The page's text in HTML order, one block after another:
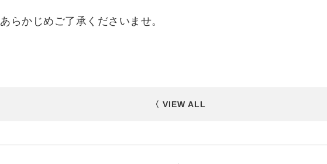
あらかじめご了承くださいませ。
〈 VIEW ALL